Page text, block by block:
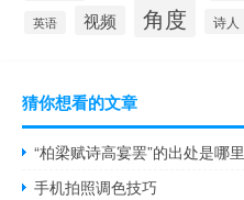
英语 视频 角度 诗人
猜你想看的文章
“柏梁赋诗高宴罢”的出处是哪里
手机拍照调色技巧